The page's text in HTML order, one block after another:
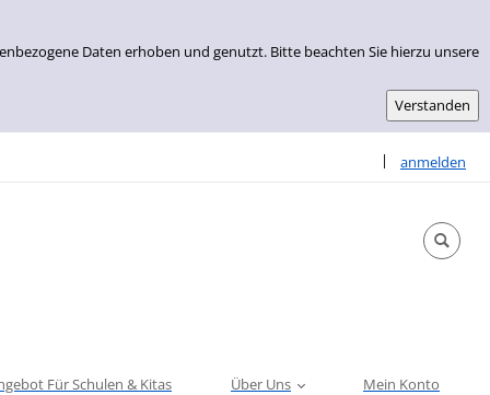
Daten erhoben und genutzt. Bitte beachten Sie hierzu unsere
| anmelden
Sprache
Für Schulen & Kitas Über Uns Mein Konto